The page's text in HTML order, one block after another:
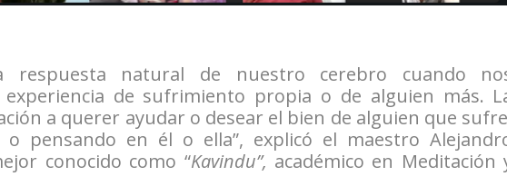
respuesta natural de nuestro cerebro cuando
de sufrimiento propia o de alguien más.
a querer ayudar o desear el bien de alguien que
o pensando en él o ella”, explicó el maestro
conocido como “Kavindu”, académico en Meditación